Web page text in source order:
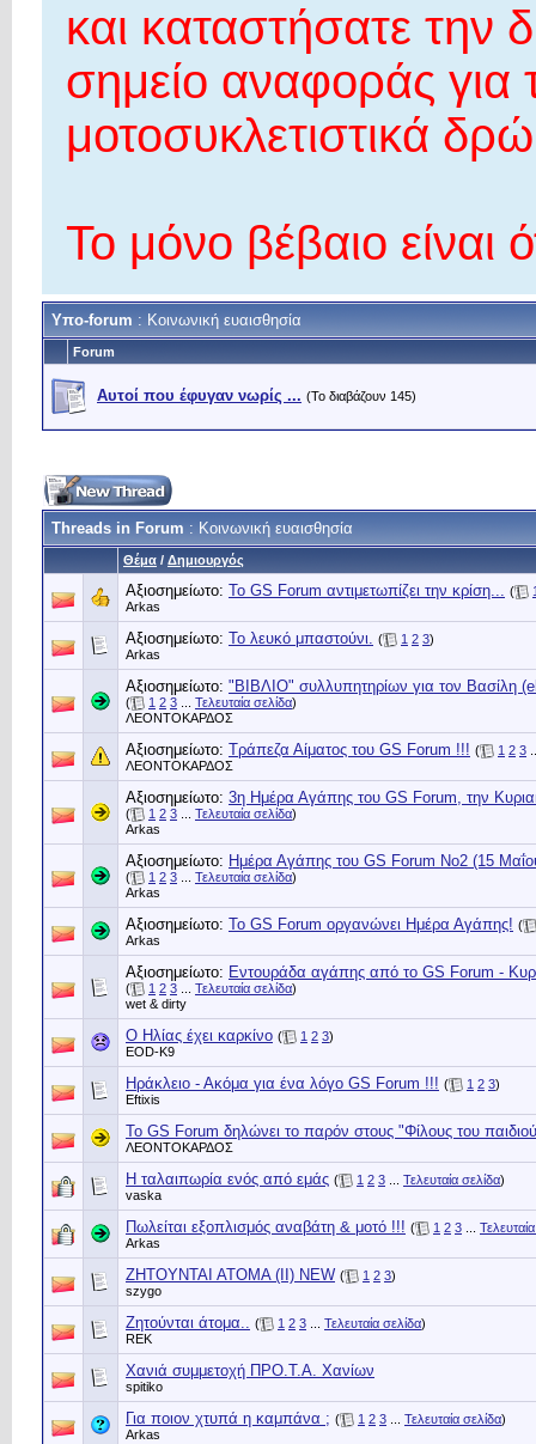
και καταστήσατε την
σημείο αναφοράς για
μοτοσυκλετιστικά
Το μόνο βέβαιο είναι
Υπο-forum : Κοινωνική ευαισθησία
Forum
Αυτοί που έφυγαν νωρίς ... (Το διαβάζουν 145)
Threads in Forum : Κοινωνική ευαισθησία
Θέμα / Δημιουργός
Αξιοσημείωτο: To GS Forum αντιμετωπίζει την κρίση... (
Arkas
Αξιοσημείωτο: Το λευκό μπαστούνι. ( 1 2 3)
Arkas
Αξιοσημείωτο: "ΒΙΒΛΙΟ" συλλυπητηρίων για τον Βασίλη
( 1 2 3 Τελευταία σελίδα)
ΛΕΟΝΤΟΚΑΡΔΟΣ
Αξιοσημείωτο: Τράπεζα Αίματος του GS Forum !!! ( 1 2 3
ΛΕΟΝΤΟΚΑΡΔΟΣ
Αξιοσημείωτο: 3η Ημέρα Αγάπης του GS Forum, την
( 1 2 3 Τελευταία σελίδα)
Arkas
Αξιοσημείωτο: Ημέρα Αγάπης του GS Forum No2 (15
( 1 2 3 Τελευταία σελίδα)
Arkas
Αξιοσημείωτο: Το GS Forum οργανώνει Ημέρα Αγάπης! (
Arkas
Αξιοσημείωτο: Eντουράδα αγάπης από το GS Forum -
( 1 2 3 Τελευταία σελίδα)
wet & dirty
Ο Ηλίας έχει καρκίνο ( 1 2 3)
EOD-K9
Ηράκλειο - Ακόμα για ένα λόγο GS Forum !!! ( 1 2 3)
Eftixis
Το GS Forum δηλώνει το παρόν στους "Φίλους του
ΛΕΟΝΤΟΚΑΡΔΟΣ
Η ταλαιπωρία ενός από εμάς ( 1 2 3 Τελευταία σελίδα)
vaska
Πωλείται εξοπλισμός αναβάτη & μοτό !!! ( 1 2 3
Arkas
ΖΗΤΟΥΝΤΑΙ ΑΤΟΜΑ (ΙΙ) NEW ( 1 2 3)
szygo
Ζητούνται άτομα.. ( 1 2 3 Τελευταία σελίδα)
REK
Χανιά συμμετοχή ΠΡΟ.Τ.Α. Χανίων
spitiko
Για ποιον χτυπά η καμπάνα ; ( 1 2 3 Τελευταία σελίδα)
Arkas